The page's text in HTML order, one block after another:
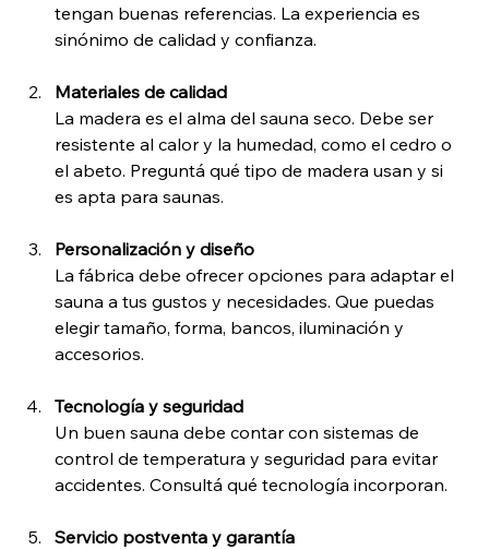
tengan buenas referencias. La experiencia es
sinónimo de calidad y confianza.
Materiales de calidad
La madera es el alma del sauna seco. Debe ser
resistente al calor y la humedad, como el cedro o
el abeto. Preguntá qué tipo de madera usan y si
es apta para saunas.
Personalización y diseño
La fábrica debe ofrecer opciones para adaptar el
sauna a tus gustos y necesidades. Que puedas
elegir tamaño, forma, bancos, iluminación y
accesorios.
Tecnología y seguridad
Un buen sauna debe contar con sistemas de
control de temperatura y seguridad para evitar
accidentes. Consultá qué tecnología incorporan.
Servicio postventa y garantía